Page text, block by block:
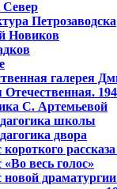
Север
Петрозаводска
Новиков
галерея
Отечественная.
С. Артемьевой
школы
двора
весь голос»
новой